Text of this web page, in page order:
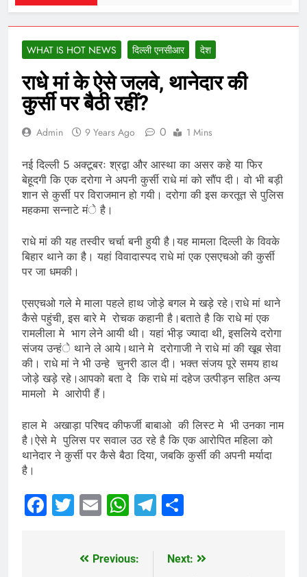
WHAT IS HOT NEWS दिल्ली एनसीआर देश
राधे मां के ऐसे जलवे, थानेदार की
कुर्सी पर बैठी रहीं?
Admin 9 Years Ago 0 1 Mins
नई दिल्ली 5 अक्टूबरः श्रद्वा और आस्था का असर कहे या फिर
बेहूदगी कि एक दरोगा ने अपनी कुर्सी राधे मां को सौंप दी। वो भी बड़ी
शान से कुर्सी पर विराजमान हो गयी। दरोगा की इस करतूत से पुलिस
महकमा सन्नाटे मंे है।
राधे मां की यह तस्वीर चर्चा बनी हुयी है।यह मामला दिल्ली के विवके
बिहार थाने का है। यहां विवादास्पद राधे मां एक एसएचओ की कुर्सी
पर जा धमकी।
एसएचओ गले मे माला पहले हाथ जोड़े बगल मे खड़े रहे।राधे मां थाने
कैसे पहुंची, इस बारे मे रोचक कहानी है।बताते है कि राधे मां एक
रामलीला मे भाग लेने आयी थी। यहां भीड़ ज्यादा थी, इसलिये दरोगा
संजय उन्हंे थाने ले आये।थाने मे दरोगाजी ने राधे मां की खूब सेवा
की। राधे मां ने भी उन्हे चुनरी डाल दी। भक्त संजय पूरे समय हाथ
जोड़े खड़े रहे।आपको बता दे कि राधे मां दहेज उत्पीड़न सहित अन्य
मामलो मे आरोपी हैं।
हाल मे अखाड़ा परिषद कीफर्जी बाबाओ की लिस्ट मे भी उनका नाम
है।ऐसे मे पुलिस पर सवाल उठ रहे है कि एक आरोपित महिला को
थानेदार ने कुर्सी पर कैसे बैठा दिया, जबकि कुर्सी की अपनी मर्यादा
है।
Facebook
Twitter
EmailWhatsApp
Telegram
Previous:
Next: